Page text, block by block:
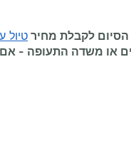
לקבלת מחיר טיול
או משדה התעופה - אם